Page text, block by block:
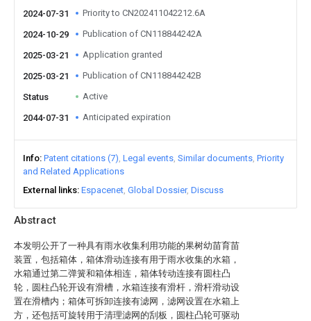
Abstract
本发明公开了一种具有雨水收集利用功能的果树幼苗育苗
装置，包括箱体，箱体滑动连接有用于雨水收集的水箱，
水箱通过第二弹簧和箱体相连，箱体转动连接有圆柱凸
轮，圆柱凸轮开设有滑槽，水箱连接有滑杆，滑杆滑动设
置在滑槽内；箱体可拆卸连接有滤网，滤网设置在水箱上
方，还包括可旋转用于清理滤网的刮板，圆柱凸轮可驱动
2024-07-31
Priority to CN202411042212.6A
2024-10-29 Publication of CN118844242A
2025-03-21 Application granted
2025-03-21 Publication of CN118844242B
Status Active
2044-07-31 Anticipated expiration
Info Patent citations (7) Legal events Similar documents Priority
and Related Applications
External links Espacenet Global Dossier Discuss